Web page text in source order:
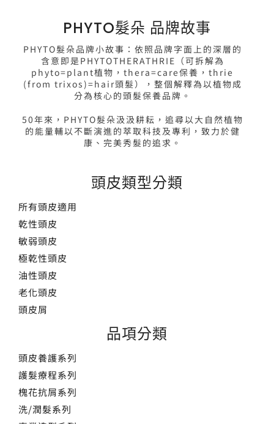
PHYTO髮朵 品牌故事
PHYTO髮朵品牌小故事：依照品牌字面上的深層的
含意即是PHYTOTHERATHRIE（可拆解為
phyto=plant植物，thera=care保養，thrie
(from trixos)=hair頭髮），整個解釋為以植物成
分為核心的頭髮保養品牌。
50年來，PHYTO髮朵汲汲耕耘，追尋以大自然植物
的能量輔以不斷演進的萃取科技及專利，致力於健
康、完美秀髮的追求。
頭皮類型分類
所有頭皮適用
乾性頭皮
敏弱頭皮
極乾性頭皮
油性頭皮
老化頭皮
頭皮屑
品項分類
頭皮養護系列
護髮療程系列
槐花抗屑系列
洗/潤髮系列